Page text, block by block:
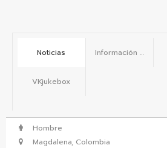
Notifications
Noticias Información básica
VKjukebox
Hombre
Magdalena, Colombia